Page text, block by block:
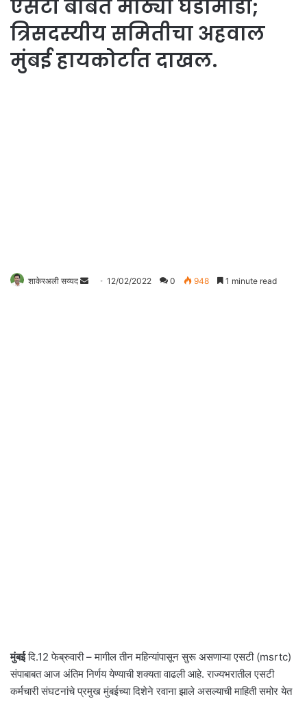
एसटी बाबत मोठ्या घडामोडी;
त्रिसदस्यीय समितीचा अहवाल
मुंबई हायकोर्टात दाखल.
शाकेरअली सय्यद 12/02/2022 0 948 1 minute read
मुंबईदि.12 फेब्रुवारी – मागील तीन महिन्यांपासून सुरू असणाऱ्या एसटी (msrtc)
संपाबाबत आज अंतिम निर्णय येण्याची शक्यता वाढली आहे. राज्यभरातील एसटी
कर्मचारी संघटनांचे प्रमुख मुंबईच्या दिशेने रवाना झाले असल्याची माहिती समोर येत